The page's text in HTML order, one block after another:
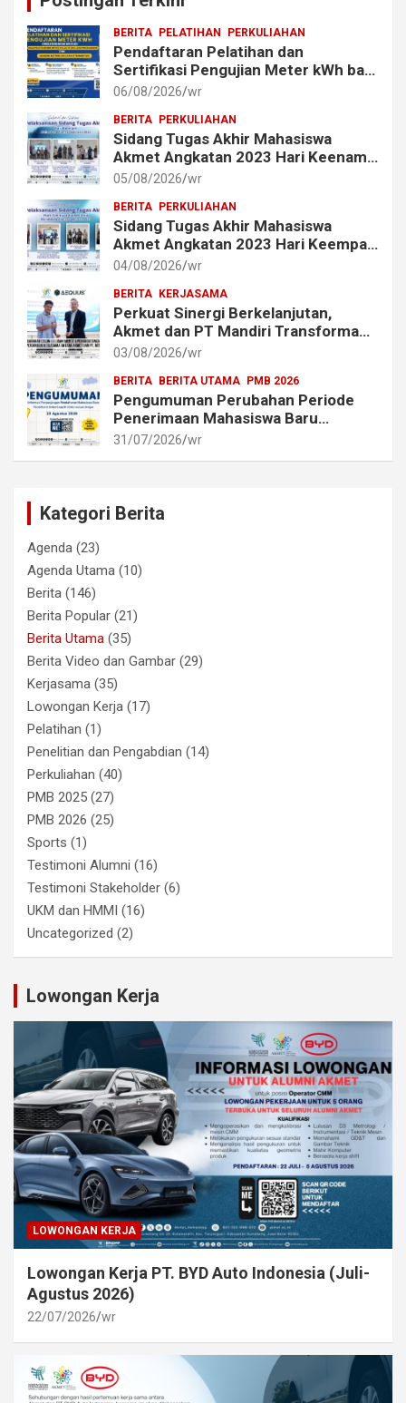
BERITA PELATIHAN PERKULIAHAN
Pendaftaran Pelatihan dan
Sertifikasi Pengujian Meter kWh bagi
Mahasiswa dan Alumni Akmet
06/08/2026 wr
BERITA PERKULIAHAN
Sidang Tugas Akhir Mahasiswa
Akmet Angkatan 2023 Hari Keenam
Berlangsung Lancar
05/08/2026 wr
BERITA PERKULIAHAN
Sidang Tugas Akhir Mahasiswa
Akmet Angkatan 2023 Hari Keempat
dan Kelima Berlangsung Lancar
04/08/2026 wr
BERITA KERJASAMA
Perkuat Sinergi Berkelanjutan,
Akmet dan PT Mandiri Transforma
Global (MTG) Resmi Perpanjang
03/08/2026 wr
BERITA BERITA UTAMA PMB 2026
Pengumuman Perubahan Periode
Penerimaan Mahasiswa Baru
Akademi Metrologi dan
31/07/2026 wr
Kategori Berita
Agenda (23)
Agenda Utama (10)
Berita (146)
Berita Popular (21)
Berita Utama (35)
Berita Video dan Gambar (29)
Kerjasama (35)
Lowongan Kerja (17)
Pelatihan (1)
Penelitian dan Pengabdian (14)
Perkuliahan (40)
PMB 2025 (27)
PMB 2026 (25)
Sports (1)
Testimoni Alumni (16)
Testimoni Stakeholder (6)
UKM dan HMMI (16)
Uncategorized (2)
Lowongan Kerja
LOWONGAN KERJA
Lowongan Kerja PT. BYD Auto Indonesia (Juli-
Agustus 2026)
22/07/2026 wr